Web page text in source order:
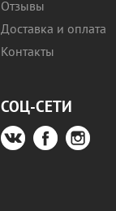
Отзывы
Доставка и оплата
Контакты
СОЦ-СЕТИ